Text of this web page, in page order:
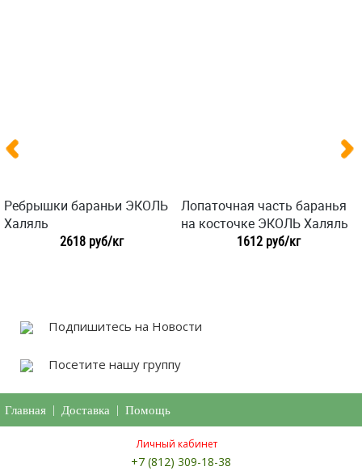
Ребрышки бараньи ЭКОЛЬ
Халяль
2618 руб/кг
Лопаточная часть баранья
на косточке ЭКОЛЬ Халяль
1612 руб/кг
Подпишитесь на Новости
Посетите нашу группу
Главная Доставка Помощь
Личный кабинет
+7 (812) 309-18-38